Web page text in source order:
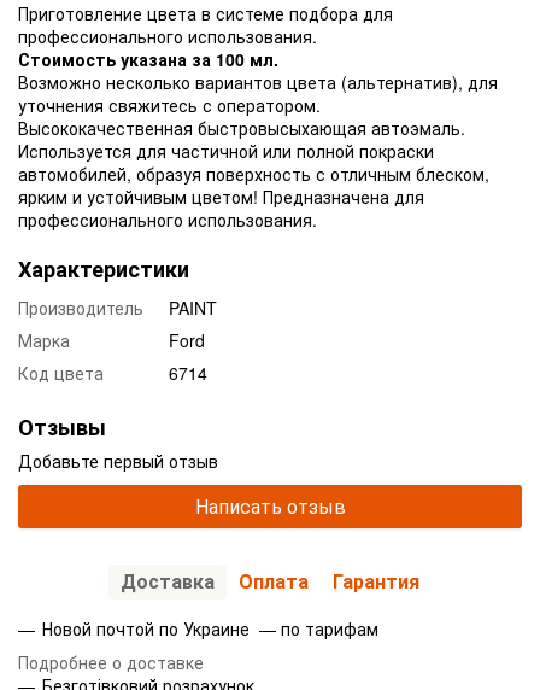
Приготовление цвета в системе подбора для
профессионального использования.
Стоимость указана за 100 мл.
Возможно несколько вариантов цвета (альтернатив), для
уточнения свяжитесь с оператором.
Высококачественная быстровысыхающая автоэмаль.
Используется для частичной или полной покраски
автомобилей, образуя поверхность с отличным блеском,
ярким и устойчивым цветом! Предназначена для
профессионального использования.
Характеристики
Производитель
PAINT
Марка
Ford
Код цвета
6714
Отзывы
Добавьте первый отзыв
Написать отзыв
Доставка Оплата Гарантия
Новой почтой по Украине — по тарифам
Подробнее о доставке
Безготівковий розрахунок